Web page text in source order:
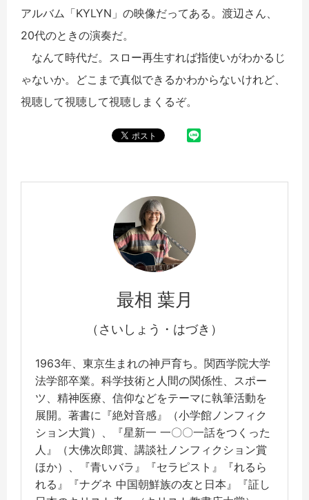
アルバム「KYLYN」の映像だってある。渡辺さん、
20代のときの演奏だ。
なんて時代だ。スロー再生すれば指使いがわかるじ
ゃないか。どこまで真似できるかわからないけれど、
視聴して視聴して視聴しまくるぞ。
最相 葉月
（さいしょう・はづき）
1963年、東京生まれの神戸育ち。関西学院大学
法学部卒業。科学技術と人間の関係性、スポー
ツ、精神医療、信仰などをテーマに執筆活動を
展開。著書に『絶対音感』（小学館ノンフィク
ション大賞）、『星新一 一〇〇一話をつくった
人』（大佛次郎賞、講談社ノンフィクション賞
ほか）、『青いバラ』『セラピスト』『れるら
れる』『ナグネ 中国朝鮮族の友と日本』『証し